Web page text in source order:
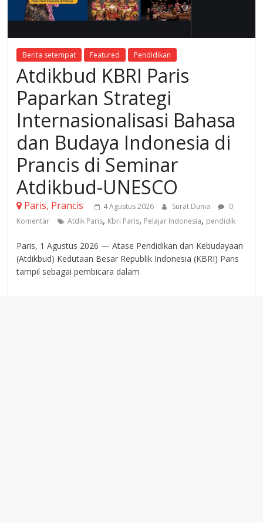
Berita setempat Featured Pendidikan
Atdikbud KBRI Paris
Paparkan Strategi
Internasionalisasi Bahasa
dan Budaya Indonesia di
Prancis di Seminar
Atdikbud-UNESCO
Paris, Prancis 4 Agustus 2026 Surat Dunia
0
Komentar
Atdik Paris, Kbri Paris, Pelajar Indonesia, pendidik
Paris, 1 Agustus 2026 — Atase Pendidikan dan Kebudayaan
(Atdikbud) Kedutaan Besar Republik Indonesia (KBRI) Paris
tampil sebagai pembicara dalam